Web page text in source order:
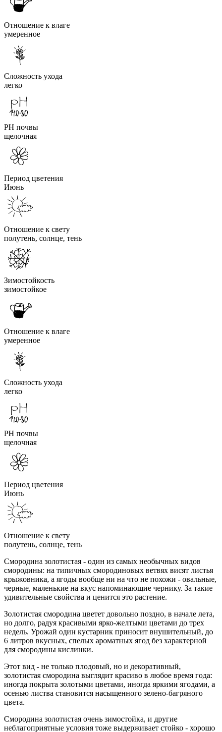
Отношение к влаге
умеренное
Сложность ухода
легко
PH почвы
щелочная
Период цветения
Июнь
Отношение к свету
полутень, солнце, тень
Зимостойкость
зимостойкое
Отношение к влаге
умеренное
Сложность ухода
легко
PH почвы
щелочная
Период цветения
Июнь
Отношение к свету
полутень, солнце, тень
Смородина золотистая - один из самых необычных видов
смородины: на типичных смородиновых ветвях висят листья
крыжовника, а ягоды вообще ни на что не похожи - овальные,
черные, маленькие на вкус напоминающие чернику. За такие
удивительные свойства и ценится это растение.
Золотистая смородина цветет довольно поздно, в начале лета,
но долго, радуя красивыми ярко-желтыми цветами до трех
недель. Урожай один кустарник приносит внушительный, до
6 литров вкусных, спелых ароматных ягод без характерной
для смородины кислинки.
Этот вид - не только плодовый, но и декоративный,
золотистая смородина выглядит красиво в любое время года:
иногда покрыта золотыми цветами, иногда яркими ягодами, а
осенью листва становится насыщенного зелено-багряного
цвета.
Смородина золотистая очень зимостойка, и другие
неблагоприятные условия тоже выдерживает стойко - хорошо